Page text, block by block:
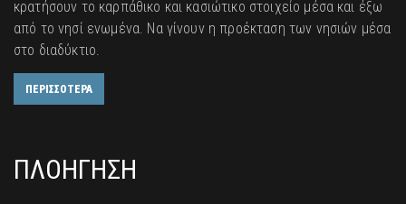
κρατήσουν το καρπάθικο και κασιώτικο στοιχείο μέσα και έξω
από το νησί ενωμένα. Να γίνουν η προέκταση των νησιών μέσα
στο διαδύκτιο.
ΠΕΡΙΣΣΟΤΕΡΑ
ΠΛΟΗΓΗΣΗ